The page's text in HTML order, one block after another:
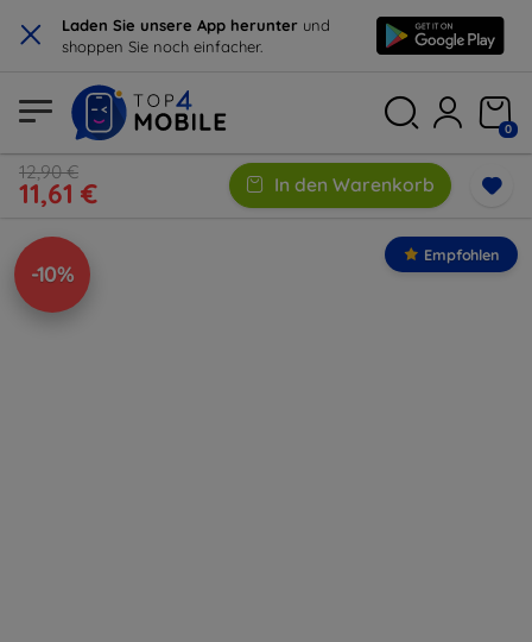
× Laden Sie unsere App herunter und
shoppen Sie noch einfacher.
0
12,90 €
11,61 € In den Warenkorb
-10%
Empfohlen